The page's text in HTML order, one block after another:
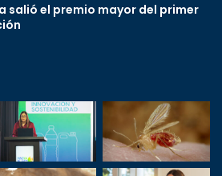
salió el premio mayor del primer